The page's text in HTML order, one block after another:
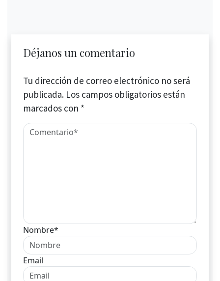
Déjanos un comentario
Tu dirección de correo electrónico no será
publicada. Los campos obligatorios están
marcados con *
Nombre*
Email